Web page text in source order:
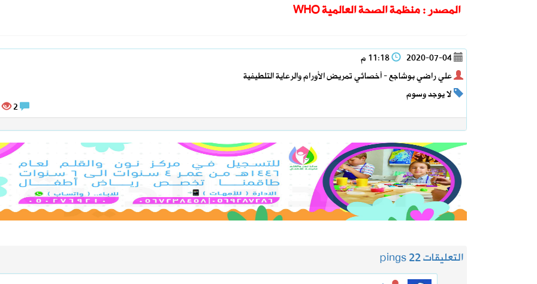
المصدر : منظمة الصحة العالمية WHO
2020-07-04
علي راضي بوشاجع - أخصائي تمريض الأورام والرعاية التلطيفية
لا يوجد وسوم
14554
التعليقات 2 2 pings